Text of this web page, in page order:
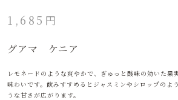
1,685円
グアマ ケニア
レモネードのような爽やかで、ぎゅっと酸味の効いた果
味わいです。飲みすすめるとジャスミンやシロップのよ
うな甘さが広がります。